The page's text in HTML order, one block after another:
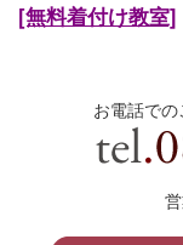
[無料着付け教室]
お電話で